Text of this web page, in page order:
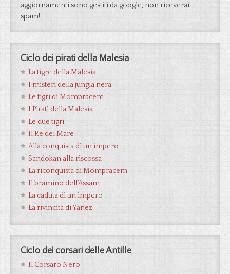
aggiornamenti sono gestiti da google, non riceverai
spam!
Ciclo dei pirati della Malesia
La tigre della Malesia
I misteri della jungla nera
Le tigri di Mompracem
I Pirati della Malesia
Le due tigri
Il Re del Mare
Alla conquista di un impero
Sandokan alla riscossa
La riconquista di Mompracem
Il bramino dell’Assam
La caduta di un impero
La rivincita di Yanez
Ciclo dei corsari delle Antille
Il Corsaro Nero